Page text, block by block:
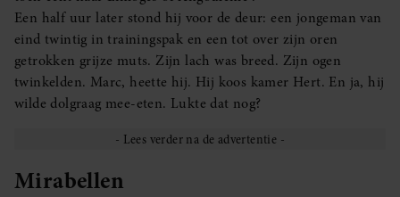
Een half uur later stond hij voor de deur: een jongeman van
eind twintig in trainingspak en een tot over zijn oren
getrokken grijze muts. Zijn lach was breed. Zijn ogen
twinkelden. Marc, heette hij. Hij koos kamer Hert. En ja, hij
wilde dolgraag mee-eten. Lukte dat nog?
Mirabellen